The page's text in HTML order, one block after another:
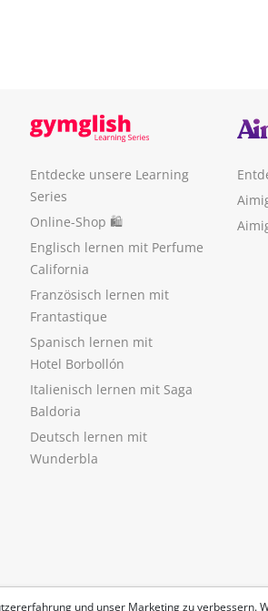
und unser Marketing zu verbessern.
Entdecke unsere Learning
Series
Online-Shop 🛍
Englisch lernen mit Perfume
California
Französisch lernen mit
Frantastique
Spanisch lernen mit
Hotel Borbollón
Italienisch lernen mit Saga
Baldoria
Deutsch lernen mit
Wunderbla